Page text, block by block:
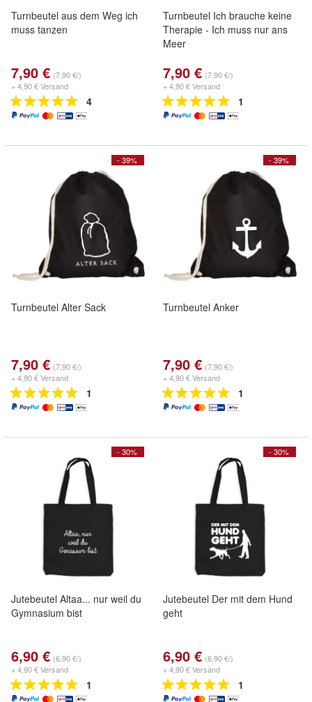
Turnbeutel aus dem Weg ich
muss tanzen
7,90 € (7,90 €/)
+ 4,90 € Versand
4
Turnbeutel Ich brauche keine
Therapie - Ich muss nur ans
Meer
7,90 € (7,90 €/)
+ 4,90 € Versand
1
- 39%
Turnbeutel Alter Sack
7,90 € (7,90 €/)
+ 4,90 € Versand
1
- 39%
Turnbeutel Anker
7,90 € (7,90 €/)
+ 4,90 € Versand
1
- 30%
Jutebeutel Altaa... nur weil du
Gymnasium bist
6,90 € (6,90 €/)
+ 4,90 € Versand
1
- 30%
Jutebeutel Der mit dem Hund
geht
6,90 € (6,90 €/)
+ 4,90 € Versand
1